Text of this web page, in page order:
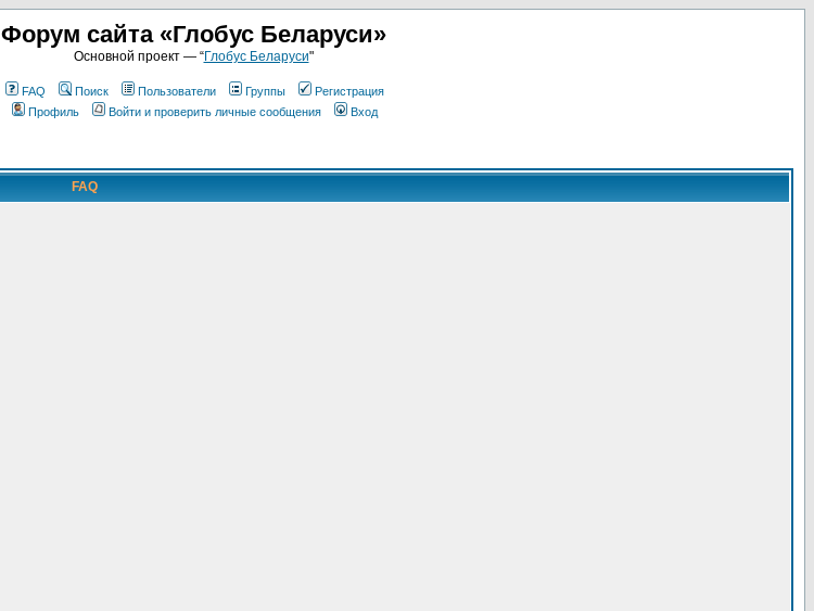
Форум сайта «Глобус Беларуси»
Основной проект — “Глобус Беларуси"
FAQ Поиск Пользователи Группы
Регистрация
Профиль
Войти и проверить личные сообщения Вход
FAQ